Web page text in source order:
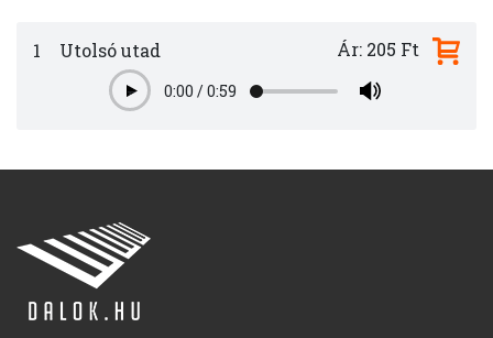
1 Utolsó utad
Play0:00 /0:59
Ár: 205 Ft